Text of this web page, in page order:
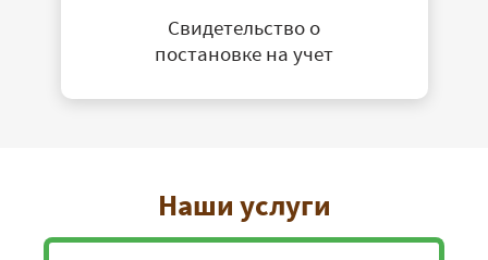
Свидетельство о
постановке на учет
Наши услуги